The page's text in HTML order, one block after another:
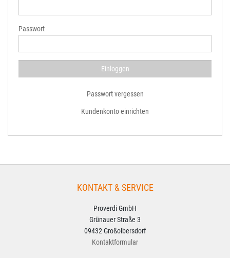
Passwort
Passwort vergessen
Kundenkonto einrichten
KONTAKT & SERVICE
Proverdi GmbH
Grünauer Straße 3
09432 Großolbersdorf
Kontaktformular